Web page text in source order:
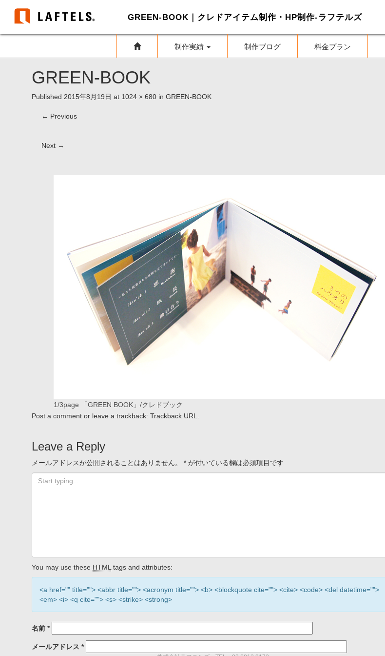
GREEN-BOOK｜クレドアイテム制作・HP制作-ラフテルズ
制作実績 制作ブログ 料金プラン
GREEN-BOOK
Published 2015年8月19日 at 1024 × 680 in GREEN-BOOK
← Previous
Next →
1/3page 「GREEN BOOK」/クレドブック
Post a comment or leave a trackback: Trackback URL
Leave a Reply
メールアドレスが公開されることはありません。 * が付いている欄は必須項目です
You may use these HTML tags and attributes:
<a href="" title=""> <abbr title=""> <acronym title=""> <b> <blockquote cite=""> <cite> <code> <del datetime="">
<em> <i> <q cite=""> <s> <strike> <strong>
名前 *
メールアドレス *